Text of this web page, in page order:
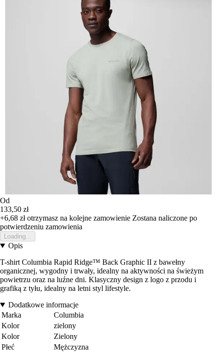
Od
133,50 zł
+6,68 złotrzymasz na kolejne zamowienie Zostana naliczone po
potwierdzeniu zamowienia
Loading...
Opis
T-shirt Columbia Rapid Ridge™ Back Graphic II z bawełny
organicznej, wygodny i trwały, idealny na aktywności na świeżym
powietrzu oraz na luźne dni. Klasyczny design z logo z przodu i
grafiką z tyłu, idealny na letni styl lifestyle.
Dodatkowe informacje
Marka
Columbia
Kolor
zielony
Kolor
Zielony
Płeć
Mężczyzna